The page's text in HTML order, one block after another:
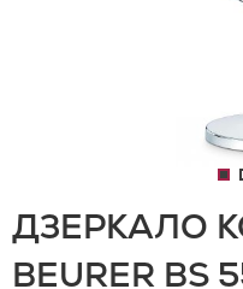
ДЗЕРКАЛО
BEURER BS